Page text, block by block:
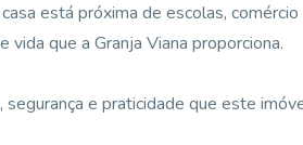
está próxima de escolas,
que a Granja Viana proporciona.
e praticidade que este